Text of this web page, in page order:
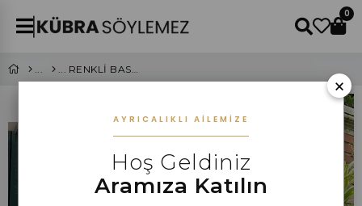
0
RENKLİ BASKILI DÜĞME DETAYLI ALT ÜST TAKIM
×
AYRICALIKLI AILEMIZE
Hoş Geldiniz
Aramıza Katılın